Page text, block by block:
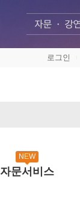
로그인
NEW
자문서비스